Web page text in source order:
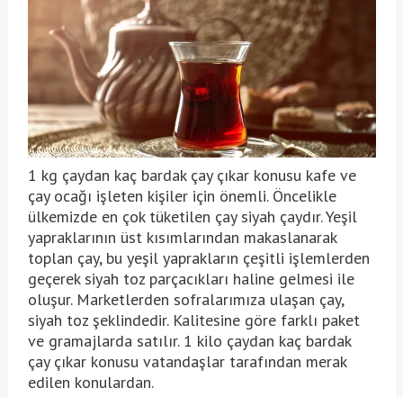
1 kg çaydan kaç bardak çay çıkar konusu kafe ve
çay ocağı işleten kişiler için önemli. Öncelikle
ülkemizde en çok tüketilen çay siyah çaydır. Yeşil
yapraklarının üst kısımlarından makaslanarak
toplan çay, bu yeşil yaprakların çeşitli işlemlerden
geçerek siyah toz parçacıkları haline gelmesi ile
oluşur. Marketlerden sofralarımıza ulaşan çay,
siyah toz şeklindedir. Kalitesine göre farklı paket
ve gramajlarda satılır. 1 kilo çaydan kaç bardak
çay çıkar konusu vatandaşlar tarafından merak
edilen konulardan.